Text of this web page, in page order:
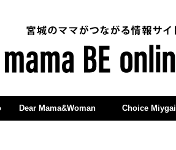
Dear Mama&Woman Choice Miygai